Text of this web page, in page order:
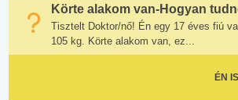
Körte alakom van-Hogyan
Tisztelt Doktor/nő! Én egy 17 éves fiú
105 kg. Körte alakom van, ez...
ÉN